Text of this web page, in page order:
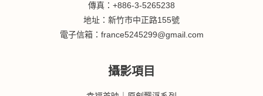
傳真：+886-3-5265238
地址：新竹市中正路155號
電子信箱：france5245299@gmail.com
攝影項目